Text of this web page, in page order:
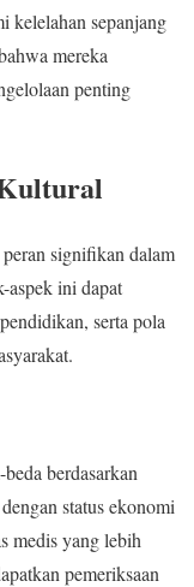
kelelahan sepanjang
mereka
penting
signifikan dalam
aspek ini dapat
serta pola
berdasarkan
status ekonomi
medis yang lebih
pemeriksaan